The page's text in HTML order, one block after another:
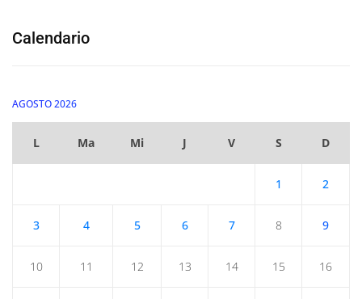
Calendario
AGOSTO 2026
L Ma Mi J V S D
1 2
3 4 5 6 7 8 9
10 11 12 13 14 15 16